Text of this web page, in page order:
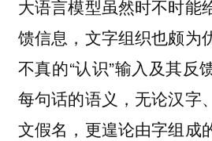
大语言模型虽然时不时能
馈信息，文字组织也颇为
不真的“认识”输入及其反
每句话的语义，无论汉字
文假名，更遑论由字组成